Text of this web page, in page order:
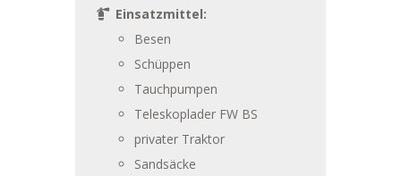
Einsatzmittel:
Besen
Schüppen
Tauchpumpen
Teleskoplader FW BS
privater Traktor
Sandsäcke